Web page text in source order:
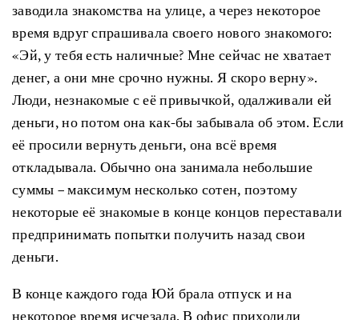
заводила знакомства на улице, а через некоторое
время вдруг спрашивала своего нового знакомого:
«Эй, у тебя есть наличные? Мне сейчас не хватает
денег, а они мне срочно нужны. Я скоро верну».
Люди, незнакомые с её привычкой, одалживали ей
деньги, но потом она как-бы забывала об этом. Если
её просили вернуть деньги, она всё время
откладывала. Обычно она занимала небольшие
суммы – максимум несколько сотен, поэтому
некоторые её знакомые в конце концов переставали
предпринимать попытки получить назад свои
деньги.
В конце каждого года Юй брала отпуск и на
некоторое время исчезала. В офис приходили